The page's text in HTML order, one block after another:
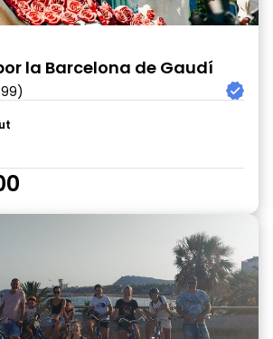
la Barcelona de Gaudí